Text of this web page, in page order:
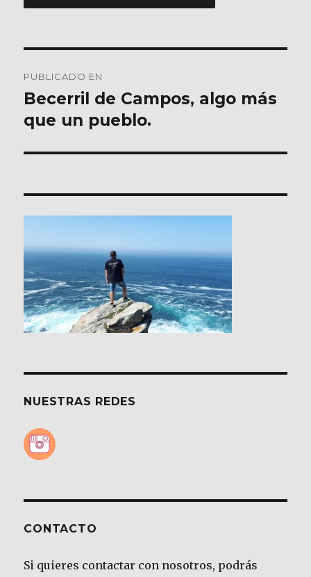
de
entradas
PUBLICADO EN
Becerril de Campos, algo más
que un pueblo.
NUESTRAS REDES
CONTACTO
Si quieres contactar con nosotros, podrás